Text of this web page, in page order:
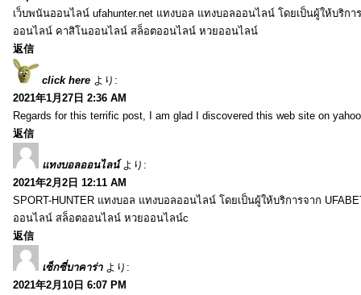
เว็บพนันออนไลน์ ufahunter.net แทงบอล แทงบอลออนไลน์ โดยเป็นผู้ให้บริกา
ออนไลน์ คาสิโนออนไลน์ สล็อตออนไลน์ หวยออนไลน์
返信
click here より:
2021年1月27日 2:36 AM
Regards for this terrific post, I am glad I discovered this web site on
返信
แทงบอลออนไลน์ より:
2021年2月2日 12:11 AM
SPORT-HUNTER แทงบอล แทงบอลออนไลน์ โดยเป็นผู้ให้บริการจาก
ออนไลน์ สล็อตออนไลน์ หวยออนไลน์c
返信
เซ็กซี่บาคาร่า より:
2021年2月10日 6:07 PM